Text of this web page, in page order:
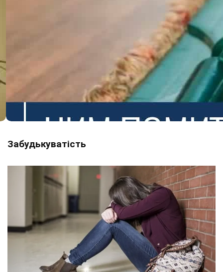
Забудькуватість